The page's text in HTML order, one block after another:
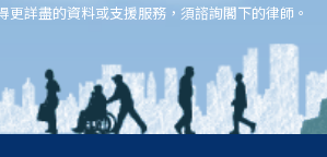
鄰居每在深夜時分大唱卡啦OK，擾人清夢。我
到的答覆卻指出：由於我只是租客而不是物業擁
賦予我任何權利，因而無權作出投訴。這是否
擾，作為業主要負上責任嗎？業主可以向租客
更詳盡的資料或支援服務，須諮詢閣下的律師。